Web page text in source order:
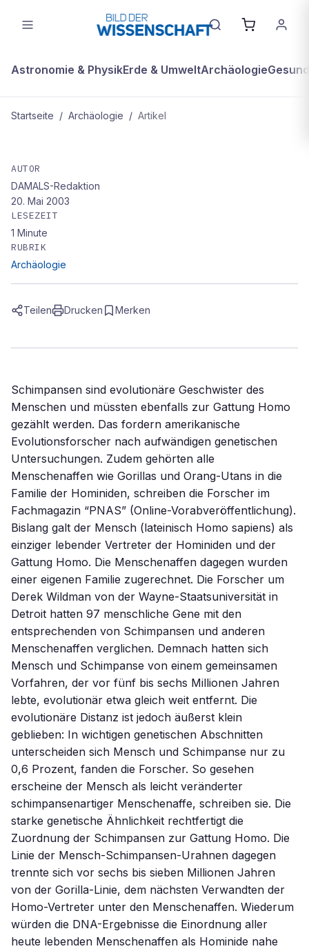
Astronomie & PhysikErde & UmweltArchäologie
Startseite / Archäologie / Artikel
Forscher: Schimpansen gehören zur
Gattung Homo
AUTOR
DAMALS-Redaktion
20. Mai 2003
LESEZEIT
1 Minute
RUBRIK
Archäologie
Teilen Drucken Merken
Schimpansen sind evolutionäre Geschwister des
Menschen und müssten ebenfalls zur Gattung Homo
gezählt werden. Das fordern amerikanische
Evolutionsforscher nach aufwändigen genetischen
Untersuchungen. Zudem gehörten alle
Menschenaffen wie Gorillas und Orang-Utans in die
Familie der Hominiden, schreiben die Forscher im
Fachmagazin “PNAS” (Online-Vorabveröffentlichung).
Bislang galt der Mensch (lateinisch Homo sapiens) als
einziger lebender Vertreter der Hominiden und der
Gattung Homo. Die Menschenaffen dagegen wurden
einer eigenen Familie zugerechnet. Die Forscher um
Derek Wildman von der Wayne-Staatsuniversität in
Detroit hatten 97 menschliche Gene mit den
entsprechenden von Schimpansen und anderen
Menschenaffen verglichen. Demnach hatten sich
Mensch und Schimpanse von einem gemeinsamen
Vorfahren, der vor fünf bis sechs Millionen Jahren
lebte, evolutionär etwa gleich weit entfernt. Die
evolutionäre Distanz ist jedoch äußerst klein
geblieben: In wichtigen genetischen Abschnitten
unterscheiden sich Mensch und Schimpanse nur zu
0,6 Prozent, fanden die Forscher. So gesehen
erscheine der Mensch als leicht veränderter
schimpansenartiger Menschenaffe, schreiben sie. Die
starke genetische Ähnlichkeit rechtfertigt die
Zuordnung der Schimpansen zur Gattung Homo. Die
Linie der Mensch-Schimpansen-Urahnen dagegen
trennte sich vor sechs bis sieben Millionen Jahren
von der Gorilla-Linie, dem nächsten Verwandten der
Homo-Vertreter unter den Menschenaffen. Wiederum
würden die DNA-Ergebnisse die Einordnung aller
heute lebenden Menschenaffen als Hominide nahe